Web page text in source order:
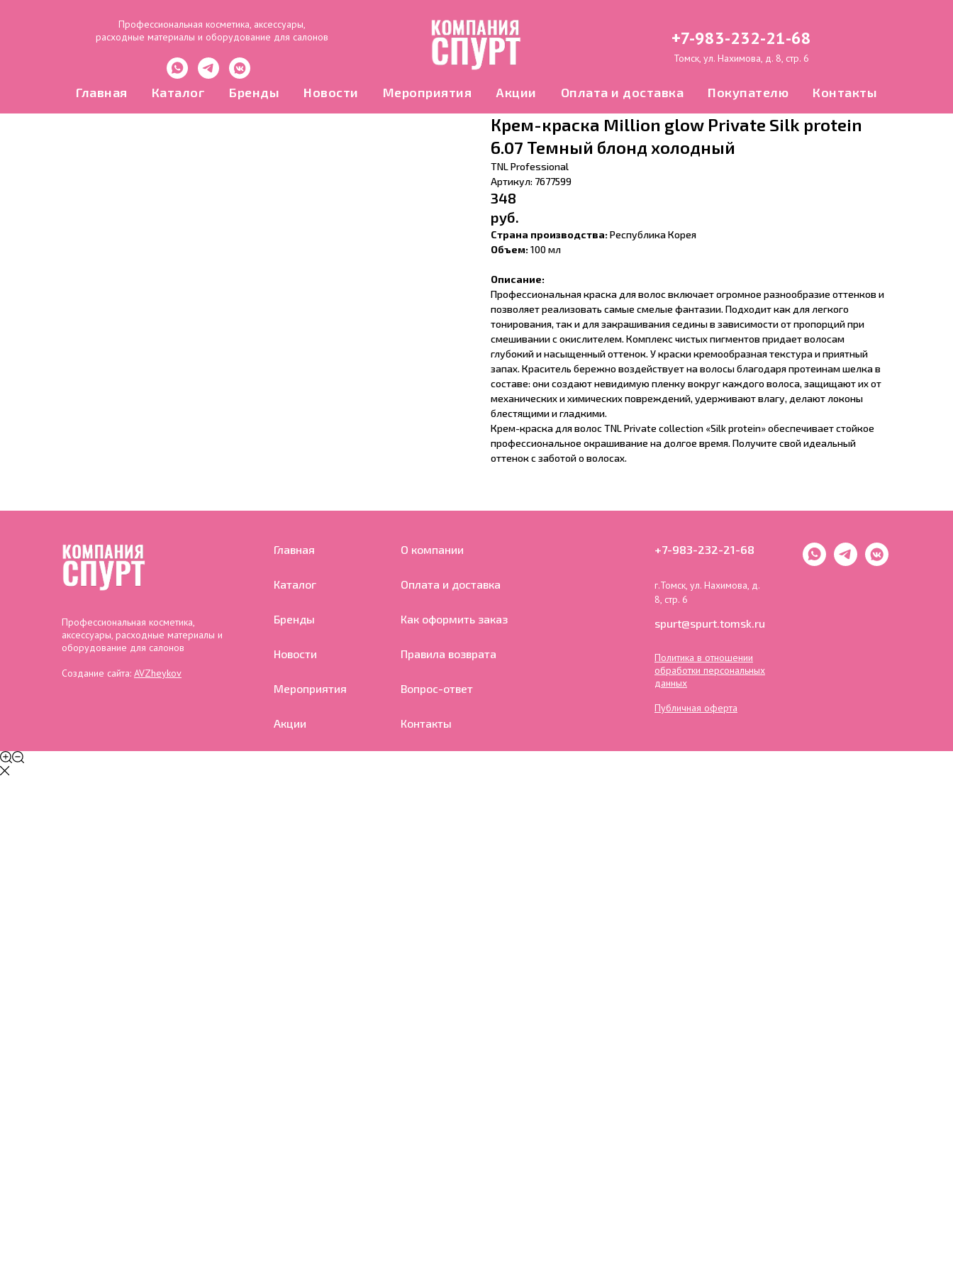
Профессиональная косметика, аксессуары,
расходные материалы и оборудование для салонов
+7-983-232-21-68
Томск, ул. Нахимова, д. 8, стр. 6
Главная Каталог Бренды Новости Мероприятия Акции Оплата и доставка Покупателю Контакты
Крем-краска Million glow Private Silk protein
6.07 Темный блонд холодный
TNL Professional
Артикул: 7677599
348
руб.
Страна производства:Республика Корея
Объем:100 мл
Описание:
Профессиональная краска для волос включает огромное разнообразие оттенков и
позволяет реализовать самые смелые фантазии. Подходит как для легкого
тонирования, так и для закрашивания седины в зависимости от пропорций при
смешивании с окислителем. Комплекс чистых пигментов придает волосам
глубокий и насыщенный оттенок. У краски кремообразная текстура и приятный
запах. Краситель бережно воздействует на волосы благодаря протеинам шелка в
составе: они создают невидимую пленку вокруг каждого волоса, защищают их от
механических и химических повреждений, удерживают влагу, делают локоны
блестящими и гладкими.
Крем-краска для волос TNL Private collection «Silk protein» обеспечивает стойкое
профессиональное окрашивание на долгое время. Получите свой идеальный
оттенок с заботой о волосах.
Профессиональная косметика,
аксессуары, расходные материалы и
оборудование для салонов
Создание сайта: AVZheykov
Главная
Каталог
Бренды
Новости
Мероприятия
Акции
О компании
Оплата и доставка
Как оформить заказ
Правила возврата
Вопрос-ответ
Контакты
+7-983-232-21-68
г.Томск, ул. Нахимова, д.
8, стр. 6
spurt@spurt.tomsk.ru
Политика в отношении
обработки персональных
данных
Публичная оферта